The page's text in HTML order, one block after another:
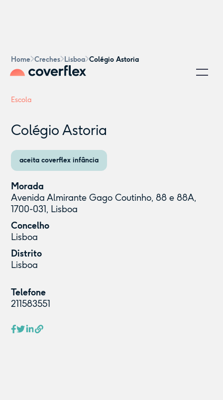
Home Creches Lisboa Colégio Astoria
Escola
Colégio Astoria
aceita coverflex infância
Morada
Avenida Almirante Gago Coutinho, 88 e 88A,
1700-031, Lisboa
Concelho
Lisboa
Distrito
Lisboa
Telefone
211583551